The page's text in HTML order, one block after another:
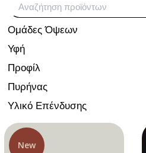
Ομάδες Όψεων
Υφή
Προφίλ
Πυρήνας
Υλικό Επένδυσης
New